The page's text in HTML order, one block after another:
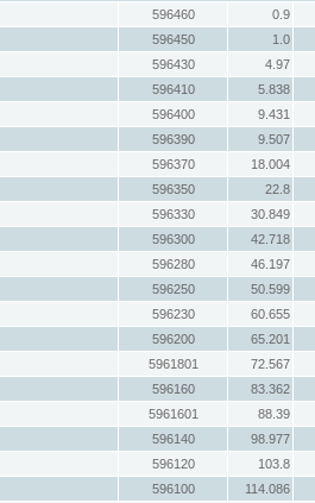
596460
0.9
596450
1.0
596430
4.97
596410
5.838
596400
9.431
596390
9.507
596370
18.004
596350
22.8
596330
30.849
596300
42.718
596280
46.197
596250
50.599
596230
60.655
596200
65.201
5961801
72.567
596160
83.362
5961601
88.39
596140
98.977
596120
103.8
596100
114.086